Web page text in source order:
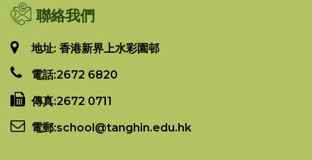
聯絡我們
地址: 香港新界上水彩園邨
電話:2672 6820
傳真:2672 0711
電郵:school@tanghin.edu.hk